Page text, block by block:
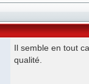
Il semble en tout
qualité.